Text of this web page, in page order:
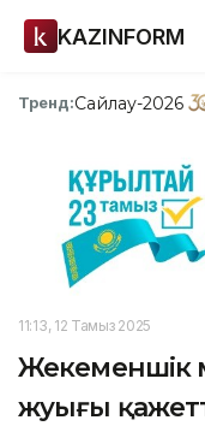
KAZINFORM
Тренд:Сайлау-2026
11:13, 12 Тамыз 2025
Жекеменшік
жуығы